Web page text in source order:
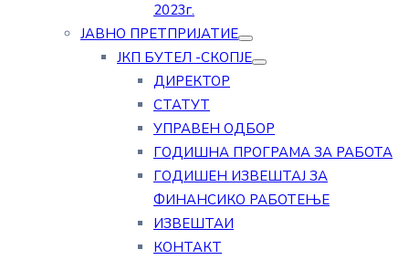
2023г.
ЈАВНО ПРЕТПРИЈАТИЕ
ЈКП БУТЕЛ -СКОПЈЕ
ДИРЕКТОР
СТАТУТ
УПРАВЕН ОДБОР
ГОДИШНА ПРОГРАМА ЗА РАБОТА
ГОДИШЕН ИЗВЕШТАЈ ЗА
ФИНАНСИКО РАБОТЕЊЕ
ИЗВЕШТАИ
КОНТАКТ